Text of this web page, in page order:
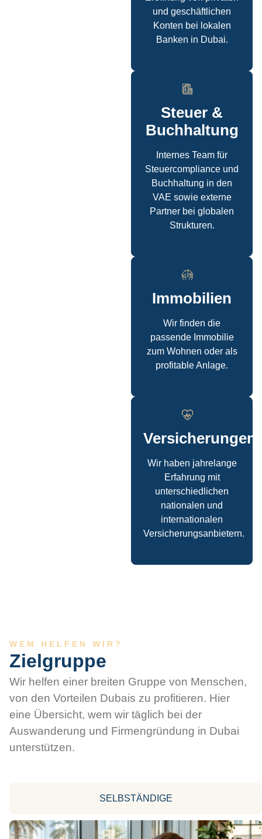
und geschäftlichen
Konten bei lokalen
Banken in Dubai.
Steuer &
Buchhaltung
Internes Team für
Steuercompliance und
Buchhaltung in den
VAE sowie externe
Partner bei globalen
Strukturen.
Immobilien
Wir finden die
passende Immobilie
zum Wohnen oder als
profitable Anlage.
Versicherungen
Wir haben jahrelange
Erfahrung mit
unterschiedlichen
nationalen und
internationalen
Versicherungsanbietern.
WEM HELFEN WIR?
Zielgruppe
Wir helfen einer breiten Gruppe von Menschen,
von den Vorteilen Dubais zu profitieren. Hier
eine Übersicht, wem wir täglich bei der
Auswanderung und Firmengründung in Dubai
unterstützen.
SELBSTÄNDIGE